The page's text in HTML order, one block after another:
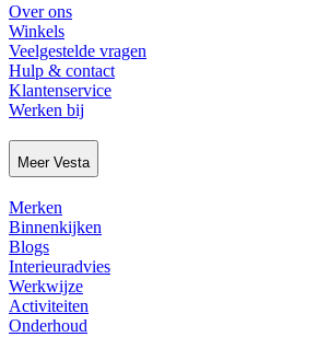
Over ons
Winkels
Veelgestelde vragen
Hulp & contact
Klantenservice
Werken bij
Meer Vesta
Merken
Binnenkijken
Blogs
Interieuradvies
Werkwijze
Activiteiten
Onderhoud